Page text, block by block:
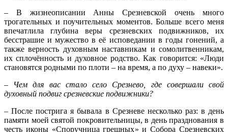
– В жизнеописании Анны Срезневской очень много
трогательных и поучительных моментов. Больше всего меня
впечатлила глубина веры срезневских подвижников, их
бесстрашие и мужество в её исповедании в годы гонений, а
также верность духовным наставникам и сомолитвенникам,
их сплочённость и духовное родство. Как говорится: «Люди
становятся родными по плоти – на время, а по духу – навеки».
– Чем для вас стало село Срезнево, где совершали свой
духовный подвиг срезневские подвижники?
– После пострига я бывала в Срезневе несколько раз: в день
памяти моей святой покровительницы, в день празднования в
честь иконы «Споручница грешных» и Собора Срезневских